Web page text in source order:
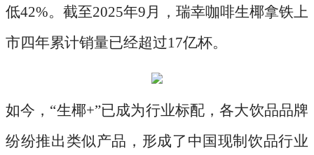
低42%。截至2025年9月，瑞幸咖啡生椰拿铁上
市四年累计销量已经超过17亿杯。
如今， “生椰+”已成为行业标配，各大饮品品牌
纷纷推出类似产品，形成了中国现制饮品行业